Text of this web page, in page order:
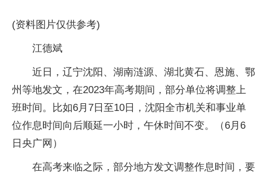
(资料图片仅供参考)
江德斌
近日，辽宁沈阳、湖南涟源、湖北黄石、恩施、鄂
州等地发文，在2023年高考期间，部分单位将调整上
班时间。比如6月7日至10日，沈阳全市机关和事业单
位作息时间向后顺延一小时，午休时间不变。（6月6
日央广网）
在高考来临之际，部分地方发文调整作息时间，要